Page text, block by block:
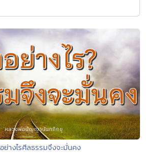
ย่างไรศีลธรรมจึงจะมั่นคง